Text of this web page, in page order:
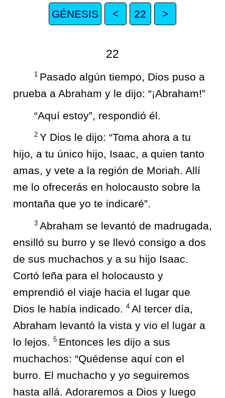
GÉNESIS < 22 >
22
1 Pasado algún tiempo, Dios puso a
prueba a Abraham y le dijo: “¡Abraham!”
“Aquí estoy”, respondió él.
2 Y Dios le dijo: “Toma ahora a tu
hijo, a tu único hijo, Isaac, a quien tanto
amas, y vete a la región de Moriah. Allí
me lo ofrecerás en holocausto sobre la
montaña que yo te indicaré”.
3 Abraham se levantó de madrugada,
ensilló su burro y se llevó consigo a dos
de sus muchachos y a su hijo Isaac.
Cortó leña para el holocausto y
emprendió el viaje hacia el lugar que
Dios le había indicado. 4 Al tercer día,
Abraham levantó la vista y vio el lugar a
lo lejos. 5 Entonces les dijo a sus
muchachos: “Quédense aquí con el
burro. El muchacho y yo seguiremos
hasta allá. Adoraremos a Dios y luego